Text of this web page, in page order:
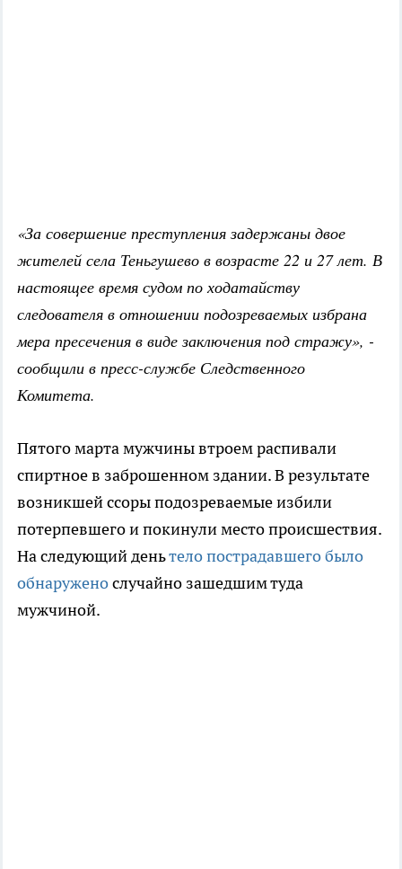
«За совершение преступления задержаны двое
жителей села Теньгушево в возрасте 22 и 27 лет. В
настоящее время судом по ходатайству
следователя в отношении подозреваемых избрана
мера пресечения в виде заключения под стражу», -
сообщили в пресс-службе Следственного
Комитета.
Пятого марта мужчины втроем распивали
спиртное в заброшенном здании. В результате
возникшей ссоры подозреваемые избили
потерпевшего и покинули место происшествия.
На следующий деньтело пострадавшего было
обнаруженослучайно зашедшим туда
мужчиной.